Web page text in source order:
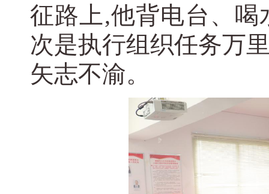
征路上,他背电台、
次是执行组织任务万
矢志不渝。